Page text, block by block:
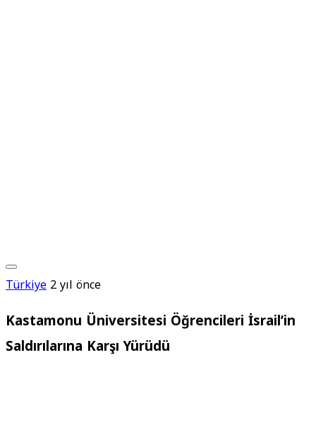
Türkiye2 yıl önce
Kastamonu Üniversitesi Öğrencileri İsrail’in
Saldırılarına Karşı Yürüdü